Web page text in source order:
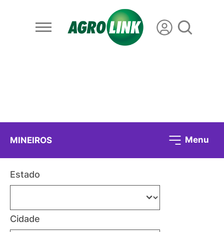
MINEIROS Menu
Estado
Cidade